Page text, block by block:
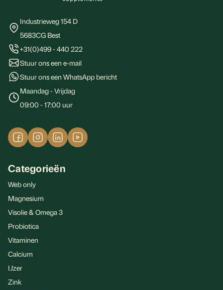
Industrieweg 154 D
5683CG Best
+31(0)499 - 440 222
Stuur ons een e-mail
Stuur ons een WhatsApp bericht
Maandag - Vrijdag
09:00 - 17:00 uur
Categorieën
Web only
Magnesium
Visolie & Omega 3
Probiotica
Vitaminen
Calcium
IJzer
Zink